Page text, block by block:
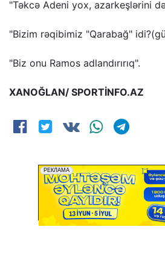
"Təkcə Adeni yox, azarkeşlərini də
"Bizim rəqibimiz "Qarabağ"
"Biz onu Ramos adlandırırıq".
XANOĞLAN/ SPORTİNFO.AZ